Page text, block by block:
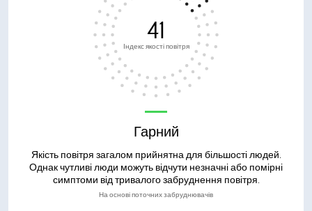
41
Індекс якості повітря
Гарний
Якість повітря загалом прийнятна для більшості людей.
Однак чутливі люди можуть відчути незначні або помірні
симптоми від тривалого забруднення повітря.
На основі поточних забруднювачів